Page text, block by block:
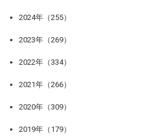
2024年（255）
2023年（269）
2022年（334）
2021年（266）
2020年（309）
2019年（179）